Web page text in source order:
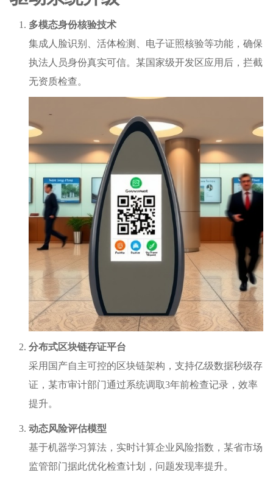
多模态身份核验技术
集成人脸识别、活体检测、电子证照核验等功能，确保
执法人员身份真实可信。某国家级开发区应用后，拦截
无资质检查。
分布式区块链存证平台
采用国产自主可控的区块链架构，支持亿级数据秒级存
证，某市审计部门通过系统调取3年前检查记录，效率
提升。
动态风险评估模型
基于机器学习算法，实时计算企业风险指数，某省市场
监管部门据此优化检查计划，问题发现率提升。